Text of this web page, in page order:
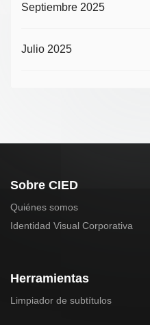
Septiembre 2025
Julio 2025
Sobre CIED
Quiénes somos
Identidad Visual Corporativa
Herramientas
Limpiador de subtítulos